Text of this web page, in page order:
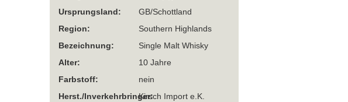
Ursprungsland:
GB/Schottland
Region:
Southern Highlands
Bezeichnung:
Single Malt Whisky
Alter:
10 Jahre
Farbstoff:
nein
Herst./Inverkehrbringer:Kirsch Import e.K.